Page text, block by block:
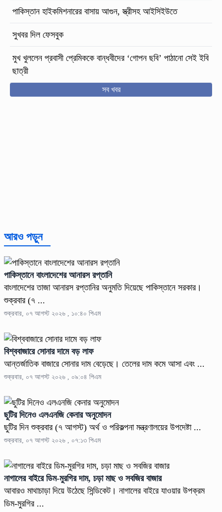
পাকিস্তান হাইকমিশনারের বাসায় আগুন, স্ত্রীসহ আইসিইউতে
সুখবর দিল ফেসবুক
মুখ খুললেন প্রবাসী প্রেমিককে বান্ধবীদের ‘গোপন ছবি’ পাঠানো সেই ইবি
ছাত্রী
সব খবর
আরও পড়ুন
পাকিস্তানে বাংলাদেশের আনারস রপ্তানি
বাংলাদেশের তাজা আনারস রপ্তানির অনুমতি দিয়েছে পাকিস্তানে সরকার।
শুক্রবার (৭ ...
শুক্রবার, ০৭ আগস্ট ২০২৬ , ১০:৪০ পিএম
বিশ্ববাজারে সোনার দামে বড় লাফ
আন্তর্জাতিক বাজারে সোনার দাম বেড়েছে। তেলের দাম কমে আসা এবং ...
শুক্রবার, ০৭ আগস্ট ২০২৬ , ০৯:০৪ পিএম
ছুটির দিনেও এলএনজি কেনার অনুমোদন
ছুটির দিন শুক্রবার (৭ আগস্ট) অর্থ ও পরিকল্পনা মন্ত্রণালয়ের উপদেষ্টা ...
শুক্রবার, ০৭ আগস্ট ২০২৬ , ০৭:১৩ পিএম
নাগালের বাইরে ডিম-মুরগির দাম, চড়া মাছ ও সবজির বাজার
আবারও মাথাচাড়া দিয়ে উঠেছে সিন্ডিকেট। নাগালের বাইরে যাওয়ার উপক্রম
ডিম-মুরগির ...